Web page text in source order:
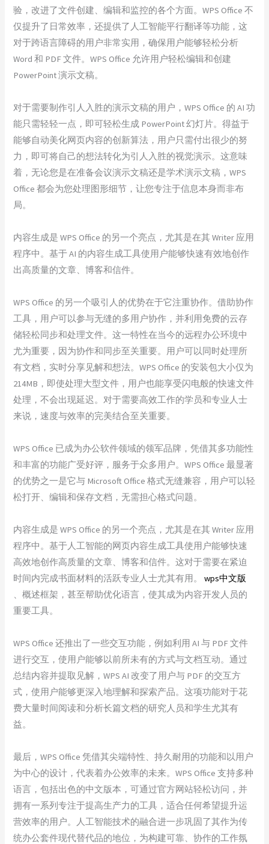
验，改进了文件创建、编辑和监控的各个方面。WPS Office 不
仅提升了日常效率，还提供了人工智能平行翻译等功能，这
对于跨语言障碍的用户非常实用，确保用户能够轻松分析
Word 和 PDF 文件。WPS Office 允许用户轻松编辑和创建
PowerPoint 演示文稿。
对于需要制作引人入胜的演示文稿的用户，WPS Office 的 AI 功
能只需轻轻一点，即可轻松生成 PowerPoint 幻灯片。得益于
能够自动美化网页内容的创新算法，用户只需付出很少的努
力，即可将自己的想法转化为引人入胜的视觉演示。这意味
着，无论您是在准备会议演示文稿还是学术演示文稿，WPS
Office 都会为您处理图形细节，让您专注于信息本身而非布
局。
内容生成是 WPS Office 的另一个亮点，尤其是在其 Writer 应用
程序中。基于 AI 的内容生成工具使用户能够快速有效地创作
出高质量的文章、博客和信件。
WPS Office 的另一个吸引人的优势在于它注重协作。借助协作
工具，用户可以参与无缝的多用户协作，并利用免费的云存
储轻松同步和处理文件。这一特性在当今的远程办公环境中
尤为重要，因为协作和同步至关重要。用户可以同时处理所
有文档，实时分享见解和想法。WPS Office 的安装包大小仅为
214MB，即使处理大型文件，用户也能享受闪电般的快速文件
处理，不会出现延迟。对于需要高效工作的学员和专业人士
来说，速度与效率的完美结合至关重要。
WPS Office 已成为办公软件领域的领军品牌，凭借其多功能性
和丰富的功能广受好评，服务于众多用户。WPS Office 最显著
的优势之一是它与 Microsoft Office 格式无缝兼容，用户可以轻
松打开、编辑和保存文档，无需担心格式问题。
内容生成是 WPS Office 的另一个亮点，尤其是在其 Writer 应用
程序中。基于人工智能的网页内容生成工具使用户能够快速
高效地创作高质量的文章、博客和信件。这对于需要在紧迫
时间内完成书面材料的活跃专业人士尤其有用。wps中文版
、概述框架，甚至帮助优化语言，使其成为内容开发人员的
重要工具。
WPS Office 还推出了一些交互功能，例如利用 AI 与 PDF 文件
进行交互，使用户能够以前所未有的方式与文档互动。通过
总结内容并提取见解，WPS AI 改变了用户与 PDF 的交互方
式，使用户能够更深入地理解和探索产品。这项功能对于花
费大量时间阅读和分析长篇文档的研究人员和学生尤其有
益。
最后，WPS Office 凭借其尖端特性、持久耐用的功能和以用户
为中心的设计，代表着办公效率的未来。WPS Office 支持多种
语言，包括出色的中文版本，可通过官方网站轻松访问，并
拥有一系列专注于提高生产力的工具，适合任何希望提升运
营效率的用户。人工智能技术的融合进一步巩固了其作为传
统办公套件现代替代品的地位，为构建可靠、协作的工作氛